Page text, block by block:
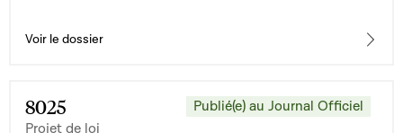
Voir le dossier
8025
Projet de loi
Publié(e) au Journal Officiel